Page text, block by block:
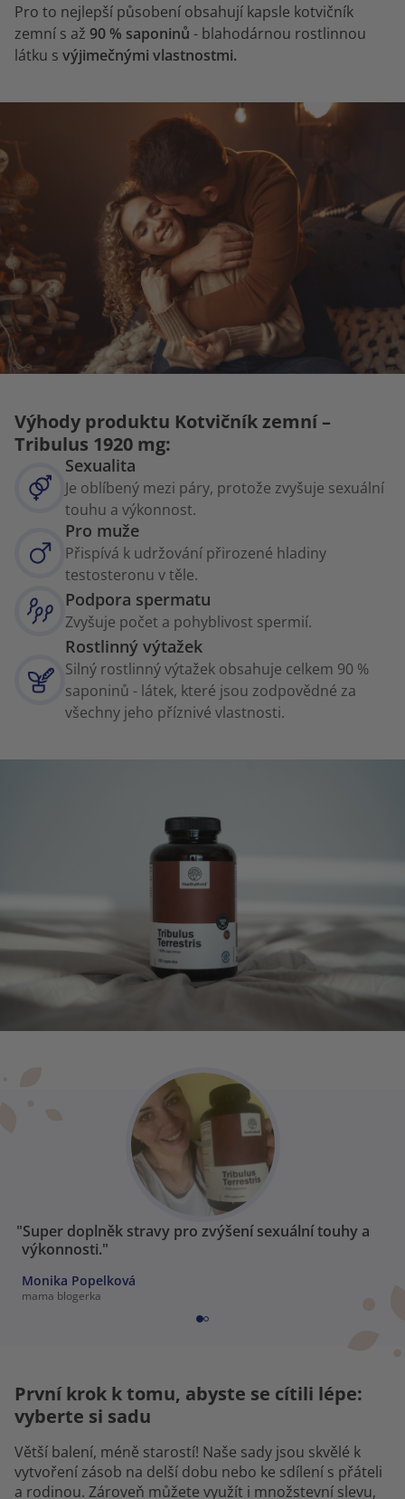
Pro to nejlepší působení obsahují kapsle kotvičník
zemní s až 90 % saponinů - blahodárnou rostlinnou
látku s výjimečnými vlastnostmi.
Výhody produktu Kotvičník zemní –
Tribulus 1920 mg:
Sexualita
Je oblíbený mezi páry, protože zvyšuje sexuální
touhu a výkonnost.
Pro muže
Přispívá k udržování přirozené hladiny
testosteronu v těle.
Podpora spermatu
Zvyšuje počet a pohyblivost spermií.
Rostlinný výtažek
Silný rostlinný výtažek obsahuje celkem 90 %
saponinů - látek, které jsou zodpovědné za
všechny jeho příznivé vlastnosti.
"Super doplněk stravy pro zvýšení sexuální touhy a
výkonnosti."
Monika Popelková
mama blogerka
První krok k tomu, abyste se cítili lépe:
vyberte si sadu
Větší balení, méně starostí! Naše sady jsou skvělé k
vytvoření zásob na delší dobu nebo ke sdílení s přáteli
a rodinou. Zároveň můžete využít i množstevní slevu,